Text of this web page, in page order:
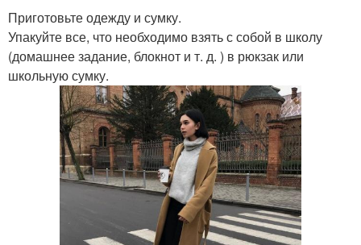
Приготовьте одежду и сумку.
Упакуйте все, что необходимо взять с собой в школу
(домашнее задание, блокнот и т. д. ) в рюкзак или
школьную сумку.